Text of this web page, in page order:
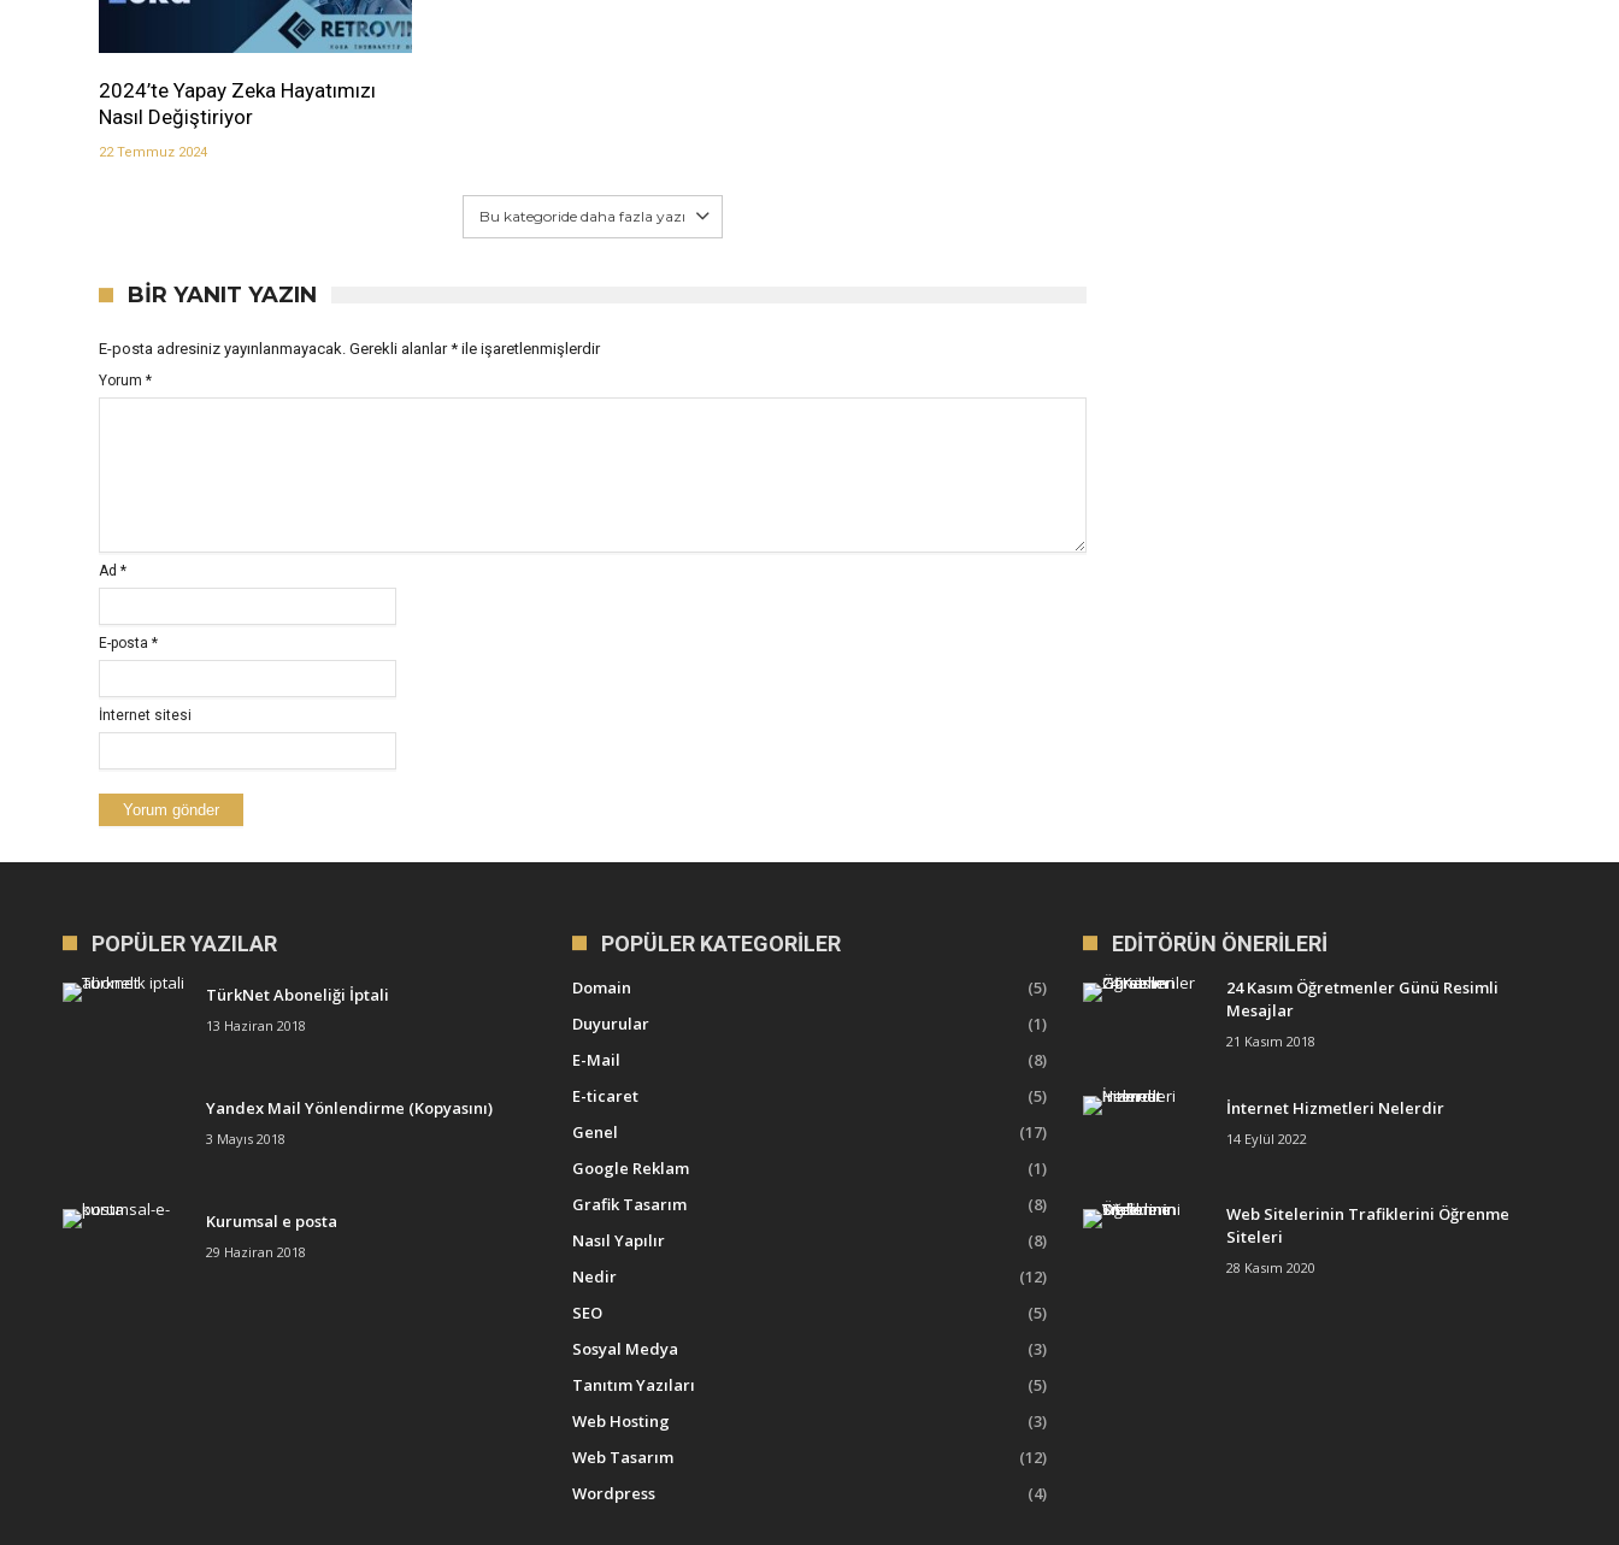
2024’te Yapay Zeka Hayatımızı
Nasıl Değiştiriyor
22 Temmuz 2024
Bu kategoride daha fazla yazı
BIR YANIT YAZIN
E-posta adresiniz yayınlanmayacak. Gerekli alanlar* ile işaretlenmişlerdir
Yorum *
Ad *
E-posta *
İnternet sitesi
POPÜLER YAZILAR
TürkNet Aboneliği İptali
13 Haziran 2018
Yandex Mail Yönlendirme (Kopyasını)
3 Mayıs 2018
Kurumsal e posta
29 Haziran 2018
POPÜLER KATEGORILER
Domain
(5)
Duyurular
(1)
E-Mail
(8)
E-ticaret
(5)
Genel
(17)
Google Reklam
(1)
Grafik Tasarım
(8)
Nasıl Yapılır
(8)
Nedir
(12)
SEO
(5)
Sosyal Medya
(3)
Tanıtım Yazıları
(5)
Web Hosting
(3)
Web Tasarım
(12)
Wordpress
(4)
EDITÖRÜN ÖNERILERI
24 Kasım Öğretmenler Günü Resimli
Mesajlar
21 Kasım 2018
İnternet Hizmetleri Nelerdir
14 Eylül 2022
Web Sitelerinin Trafiklerini Öğrenme
Siteleri
28 Kasım 2020